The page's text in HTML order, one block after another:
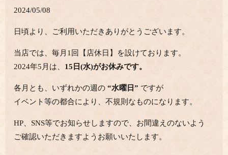
2024/05/08
日頃より、ご利用いただきありがとうございます。
当店では、毎月1回【店休日】を設けております。
2024年5月は、 15日(水)がお休みです。
各月とも、いずれかの週の“水曜日” ですが
イベント等の都合により、不規則なものになります。
HP、SNS等でお知らせしますので、お間違えのないよう
ご確認いただきますようお願いいたします。